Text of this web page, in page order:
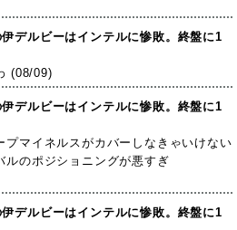
デルビーはインテルに惨敗。終盤に1
(08/09)
デルビーはインテルに惨敗。終盤に1
プマイネルスがカバーしなきゃいけない
のポジショニングが悪すぎ
デルビーはインテルに惨敗。終盤に1